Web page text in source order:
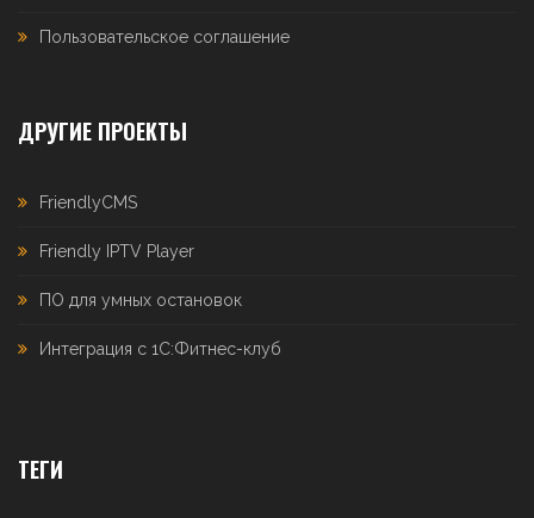
Пользовательское соглашение
ДРУГИЕ ПРОЕКТЫ
FriendlyCMS
Friendly IPTV Player
ПО для умных остановок
Интеграция с 1С:Фитнес-клуб
ТЕГИ